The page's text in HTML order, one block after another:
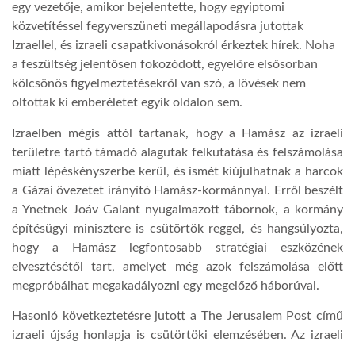
egy vezetője, amikor bejelentette, hogy egyiptomi
közvetítéssel fegyverszüneti megállapodásra jutottak
Izraellel, és izraeli csapatkivonásokról érkeztek hírek. Noha
a feszültség jelentősen fokozódott, egyelőre elsősorban
kölcsönös figyelmeztetésekről van szó, a lövések nem
oltottak ki emberéletet egyik oldalon sem.
Izraelben mégis attól tartanak, hogy a Hamász az izraeli
területre tartó támadó alagutak felkutatása és felszámolása
miatt lépéskényszerbe kerül, és ismét kiújulhatnak a harcok
a Gázai övezetet irányító Hamász-kormánnyal. Erről beszélt
a Ynetnek Joáv Galant nyugalmazott tábornok, a kormány
építésügyi minisztere is csütörtök reggel, és hangsúlyozta,
hogy a Hamász legfontosabb stratégiai eszközének
elvesztésétől tart, amelyet még azok felszámolása előtt
megpróbálhat megakadályozni egy megelőző háborúval.
Hasonló következtetésre jutott a The Jerusalem Post című
izraeli újság honlapja is csütörtöki elemzésében. Az izraeli